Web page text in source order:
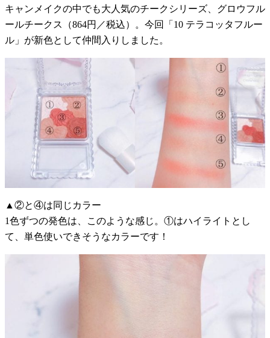
キャンメイクの中でも大人気のチークシリーズ、グロウフル
ールチークス（864円／税込）。今回「10 テラコッタフルー
ル」が新色として仲間入りしました。
▲②と④は同じカラー
1色ずつの発色は、このような感じ。①はハイライトとし
て、単色使いできそうなカラーです！